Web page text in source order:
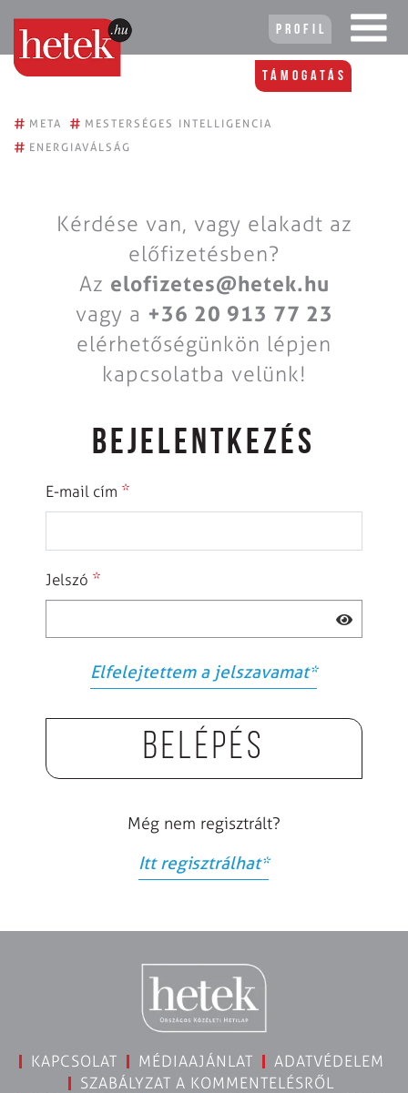
Profil
Támogatás
# META # MESTERSÉGES INTELLIGENCIA
# ENERGIAVÁLSÁG
Kérdése van, vagy elakadt az
előfizetésben?
Az elofizetes@hetek.hu
vagy a +36 20 913 77 23
elérhetőségünkön lépjen
kapcsolatba velünk!
BEJELENTKEZÉS
E-mail cím *
Jelszó *
Elfelejtettem a jelszavamat*
Belépés
Még nem regisztrált?
Itt regisztrálhat*
KAPCSOLAT MÉDIAAJÁNLAT
ADATVÉDELEM
SZABÁLYZAT A KOMMENTELÉSRŐL